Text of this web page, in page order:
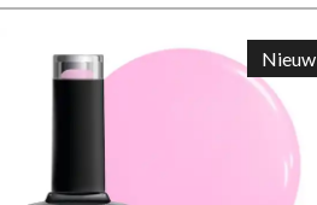
Nieuw